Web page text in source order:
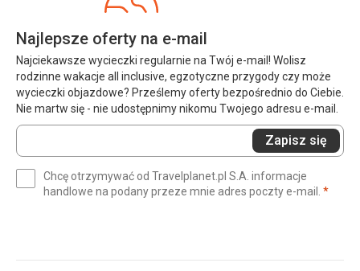
Najlepsze oferty na e-mail
Najciekawsze wycieczki regularnie na Twój e-mail! Wolisz
rodzinne wakacje all inclusive, egzotyczne przygody czy może
wycieczki objazdowe? Prześlemy oferty bezpośrednio do Ciebie.
Nie martw się - nie udostępnimy nikomu Twojego adresu e-mail.
Wprowadź
swój
(wymagane)
Zapisz się
Chcę otrzymywać od Travelplanet.pl S.A. informacje
handlowe na podany przeze mnie adres poczty e-mail. *